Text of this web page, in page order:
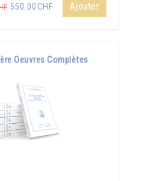
550.00CHF Ajouter
Oeuvres Complètes